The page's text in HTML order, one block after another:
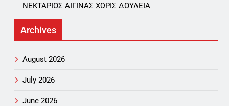
ΝΕΚΤΑΡΙΟΣ ΑΙΓΙΝΑΣ ΧΩΡΙΣ ΔΟΥΛΕΙΑ
Archives
August 2026
July 2026
June 2026